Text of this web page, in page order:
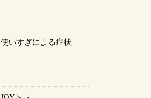
使いすぎによる症状